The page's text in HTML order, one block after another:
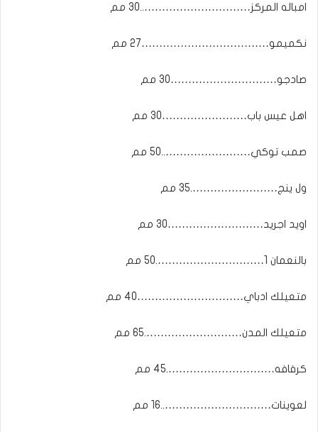
امباله المركز…………………………..30 مم
نكميمو………………………………27 مم
صادجو…………………………30 مم
اهل عيس باب……………………30 مم
صمب توكي……………………..50 مم
ول ينج…………………….35 مم
اويد اجريد………………………30 مم
بالنعمان 1………………………….50 مم
متعيلك ادباي…………………………40 مم
متعيلك المدن……………………….65 مم
كرفافه………………………….45 مم
لعوينات…………………………..16 مم